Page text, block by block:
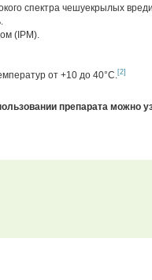
спектра чешуекрылых
(IPM).
от +10 до 40°C.[2]
препарата можно